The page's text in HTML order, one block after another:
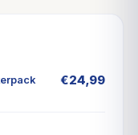
€24,99